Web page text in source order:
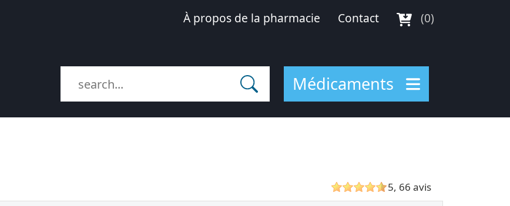
À propos de la pharmacie Contact (0)
Médicaments
5, 66 avis